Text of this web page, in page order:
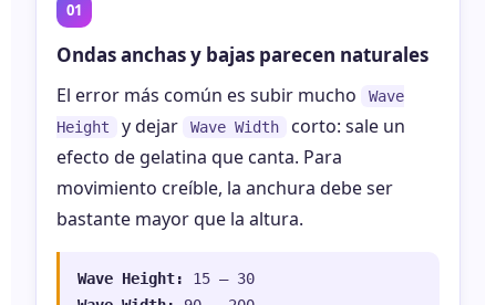
Ondas anchas y bajas parecen naturales
El error más común es subir mucho
Wave
Height
y dejar Wave Width
corto: sale un
efecto de gelatina que canta. Para
movimiento creíble, la anchura debe ser
bastante mayor que la altura.
Wave Height:
15 – 30